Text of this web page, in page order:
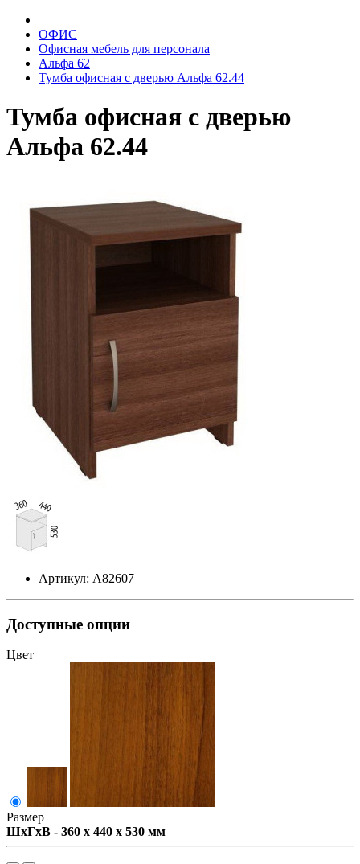
ОФИС
Офисная мебель для персонала
Альфа 62
Тумба офисная с дверью Альфа 62.44
Тумба офисная с дверью
Альфа 62.44
Артикул: А82607
Доступные опции
Цвет
Размер
ШxГxВ - 360 x 440 x 530 мм